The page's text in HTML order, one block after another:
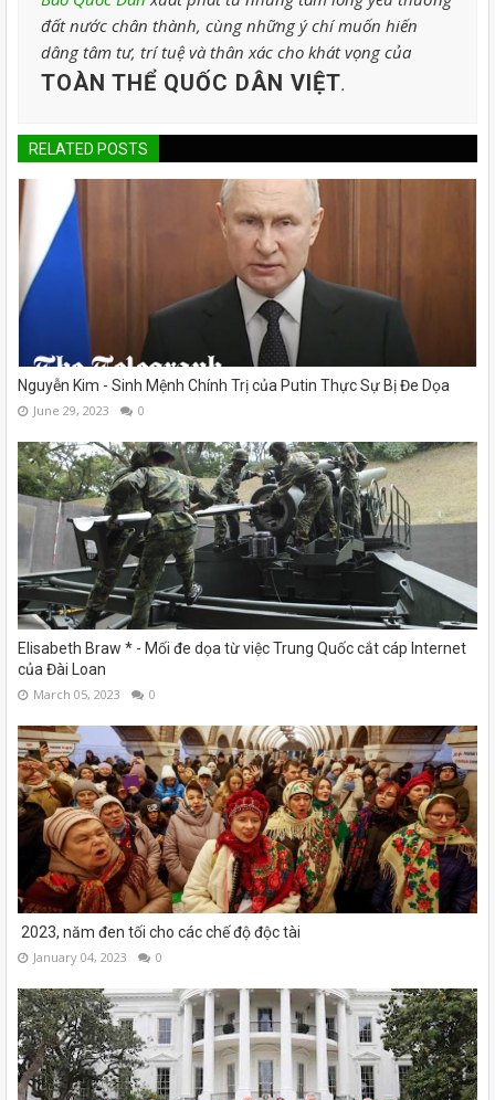
đất nước chân thành, cùng những ý chí muốn hiến
dâng tâm tư, trí tuệ và thân xác cho khát vọng của
TOÀN THỂ QUỐC DÂN VIỆT.
RELATED POSTS
Nguyễn Kim - Sinh Mệnh Chính Trị của Putin Thực Sự Bị Đe Dọa
June 29, 2023 0
Elisabeth Braw * - Mối đe dọa từ việc Trung Quốc cắt cáp Internet
của Đài Loan
March 05, 2023 0
2023, năm đen tối cho các chế độ độc tài
January 04, 2023 0